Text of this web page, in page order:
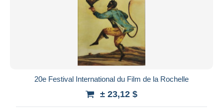
20e Festival International du Film de la Rochelle
± 23,12 $